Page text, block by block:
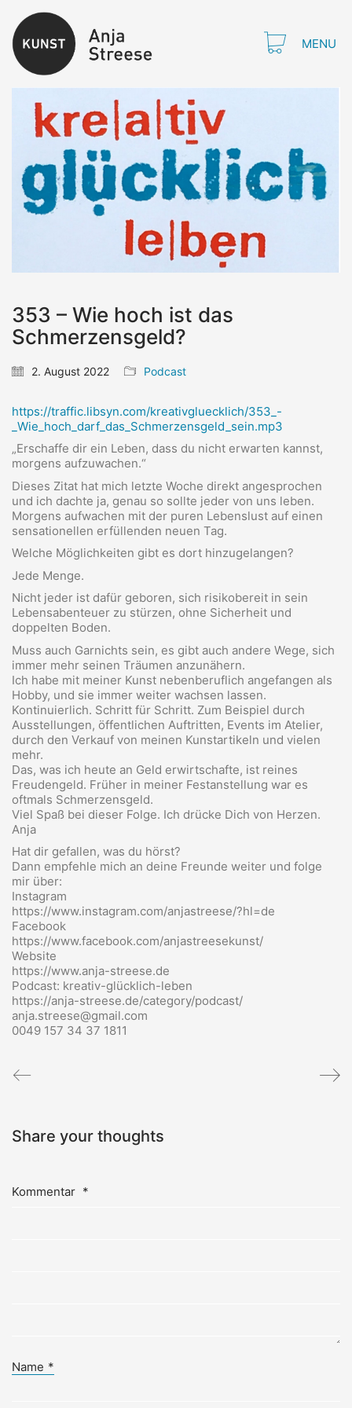
MENU
353 – Wie hoch ist das
Schmerzensgeld?
2. August 2022 Podcast
https://traffic.libsyn.com/kreativgluecklich/353_-
_Wie_hoch_darf_das_Schmerzensgeld_sein.mp3
„Erschaffe dir ein Leben, dass du nicht erwarten kannst,
morgens aufzuwachen.“
Dieses Zitat hat mich letzte Woche direkt angesprochen
und ich dachte ja, genau so sollte jeder von uns leben.
Morgens aufwachen mit der puren Lebenslust auf einen
sensationellen erfüllenden neuen Tag.
Welche Möglichkeiten gibt es dort hinzugelangen?
Jede Menge.
Nicht jeder ist dafür geboren, sich risikobereit in sein
Lebensabenteuer zu stürzen, ohne Sicherheit und
doppelten Boden.
Muss auch Garnichts sein, es gibt auch andere Wege, sich
immer mehr seinen Träumen anzunähern.
Ich habe mit meiner Kunst nebenberuflich angefangen als
Hobby, und sie immer weiter wachsen lassen.
Kontinuierlich. Schritt für Schritt. Zum Beispiel durch
Ausstellungen, öffentlichen Auftritten, Events im Atelier,
durch den Verkauf von meinen Kunstartikeln und vielen
mehr.
Das, was ich heute an Geld erwirtschafte, ist reines
Freudengeld. Früher in meiner Festanstellung war es
oftmals Schmerzensgeld.
Viel Spaß bei dieser Folge. Ich drücke Dich von Herzen.
Anja
Hat dir gefallen, was du hörst?
Dann empfehle mich an deine Freunde weiter und folge
mir über:
Instagram
https://www.instagram.com/anjastreese/?hl=de
Facebook
https://www.facebook.com/anjastreesekunst/
Website
https://www.anja-streese.de
Podcast: kreativ-glücklich-leben
https://anja-streese.de/category/podcast/
anja.streese@gmail.com
0049 157 34 37 1811
Share your thoughts
Kommentar *
Name *